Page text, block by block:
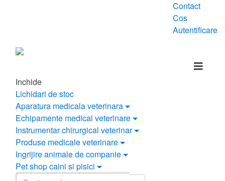
Contact
Cos
Autentificare
Inchide
Lichidari de stoc
Aparatura medicala veterinara
Echipamente medical veterinare
Instrumentar chirurgical veterinar
Produse medicale veterinare
Ingrijire animale de companie
Pet shop caini si pisici